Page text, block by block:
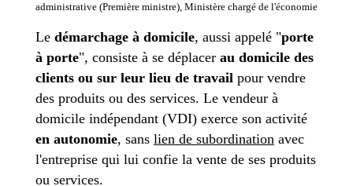
administrative (Première ministre), Ministère chargé de l'économie
Le démarchage à domicile, aussi appelé "porte
à porte", consiste à se déplacer au domicile des
clients ou sur leur lieu de travail pour vendre
des produits ou des services. Le vendeur à
domicile indépendant (VDI) exerce son activité
en autonomie, sans lien de subordination avec
l'entreprise qui lui confie la vente de ses produits
ou services.